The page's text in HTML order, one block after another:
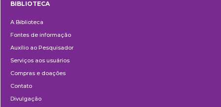
BIBLIOTECA
A Biblioteca
Fontes de informação
Auxílio ao Pesquisador
Serviços aos usuários
Compras e doações
Contato
Divulgação